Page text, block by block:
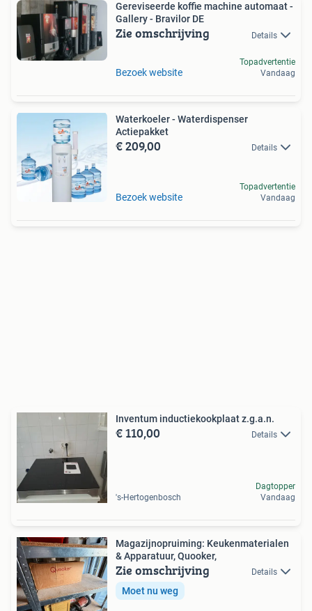
Gereviseerde koffie machine automaat -
Gallery - Bravilor DE
Zie omschrijving Details
Bezoek website
Topadvertentie
Vandaag
Waterkoeler - Waterdispenser
Actiepakket
€ 209,00 Details
Bezoek website
Topadvertentie
Vandaag
Inventum inductiekookplaat z.g.a.n.
€ 110,00 Details
's-Hertogenbosch
Dagtopper
Vandaag
Magazijnopruiming: Keukenmaterialen
& Apparatuur, Quooker,
Zie omschrijving Details
Moet nu weg